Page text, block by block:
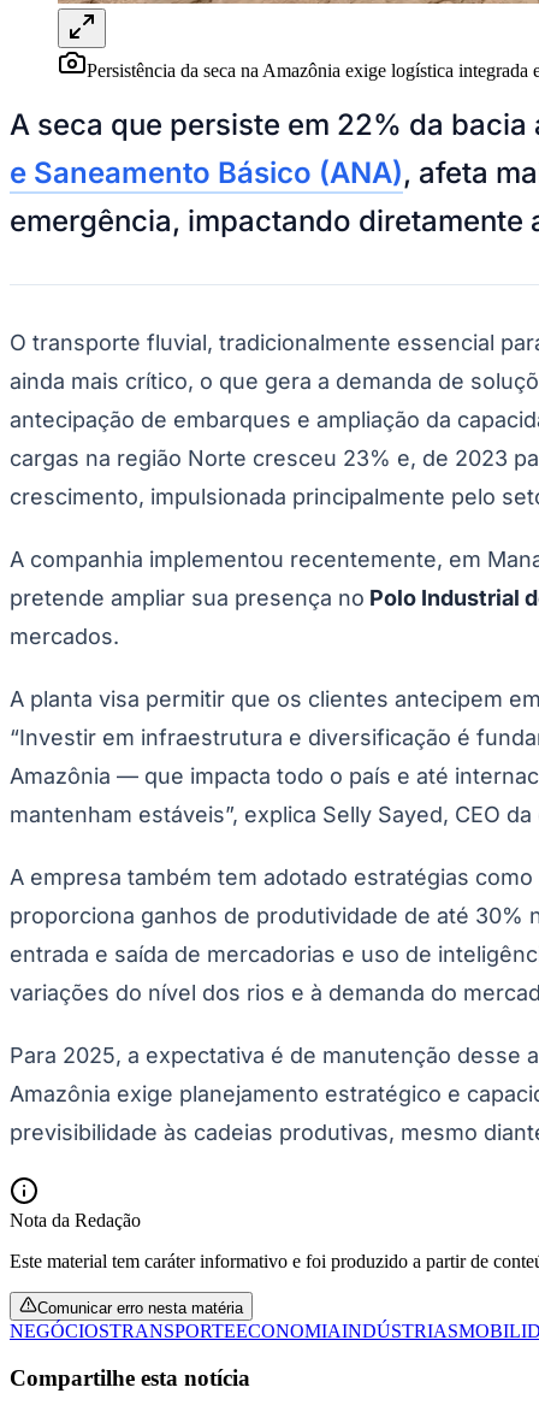
NFL
Fórmula 1
UFC
NHL
Vôlei
NBB
Competições de Futebol
Brasileirão Série A
Copa do Brasil
Libertadores
Sul-Americana
Copa América
Champions League
Premier League
Bundesliga
Times - Ir direto
Persistência da seca na Amazônia exige logística integrada
A seca que persiste em 22% da
e Saneamento Básico (ANA), afeta
emergência, impactando
O transporte fluvial, tradicionalmente essencial
ainda mais crítico, o que gera a demanda de
antecipação de embarques e ampliação da
cargas na região Norte cresceu 23% e, de 2023
crescimento, impulsionada principalmente pelo
A companhia implementou recentemente, em
pretende ampliar sua presença no Polo Industrial
mercados.
A planta visa permitir que os clientes antecipem
“Investir em infraestrutura e diversificação é
Amazônia — que impacta todo o país e até
mantenham estáveis”, explica Selly Sayed, CEO
A empresa também tem adotado estratégias
proporciona ganhos de produtividade de até 30%
entrada e saída de mercadorias e uso de
variações do nível dos rios e à demanda do
Para 2025, a expectativa é de manutenção desse
Amazônia exige planejamento estratégico e
previsibilidade às cadeias produtivas, mesmo
Nota da Redação
Este material tem caráter informativo e foi produzido a partir de
Comunicar erro nesta matéria
NEGÓCIOSTRANSPORTEECONOMIAINDÚSTRIAS
Compartilhe esta notícia